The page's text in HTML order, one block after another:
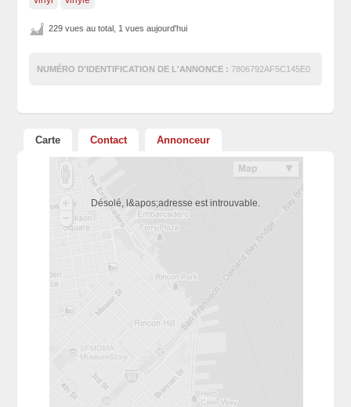
229 vues au total, 1 vues aujourd'hui
NUMÉRO D'IDENTIFICATION DE L'ANNONCE : 7806792AF5C145E0
Carte Contact Annonceur
Désolé, l&apos;adresse est introuvable.